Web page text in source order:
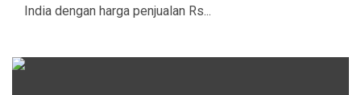
India dengan harga penjualan Rs...